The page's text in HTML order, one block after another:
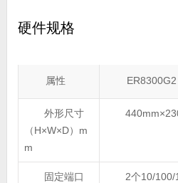
硬件规格
属性 ER8300G2
外形尺寸
（H×W×D）m
m
固定端口
2个10/100/